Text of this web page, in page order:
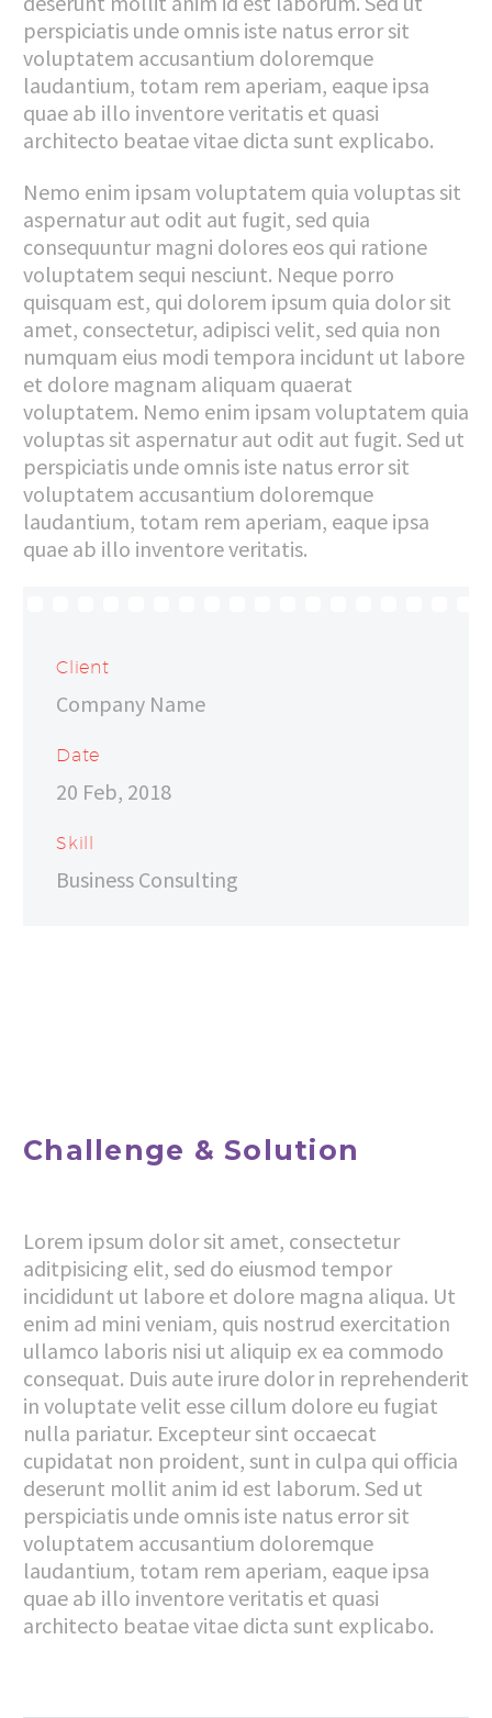
perspiciatis unde omnis iste natus error sit
voluptatem accusantium doloremque
laudantium, totam rem aperiam, eaque ipsa
quae ab illo inventore veritatis et quasi
architecto beatae vitae dicta sunt explicabo.
Nemo enim ipsam voluptatem quia voluptas sit
aspernatur aut odit aut fugit, sed quia
consequuntur magni dolores eos qui ratione
voluptatem sequi nesciunt. Neque porro
quisquam est, qui dolorem ipsum quia dolor sit
amet, consectetur, adipisci velit, sed quia non
numquam eius modi tempora incidunt ut labore
et dolore magnam aliquam quaerat
voluptatem. Nemo enim ipsam voluptatem quia
voluptas sit aspernatur aut odit aut fugit. Sed ut
perspiciatis unde omnis iste natus error sit
voluptatem accusantium doloremque
laudantium, totam rem aperiam, eaque ipsa
quae ab illo inventore veritatis.
Client
Company Name
Date
20 Feb, 2018
Skill
Business Consulting
Challenge & Solution
Lorem ipsum dolor sit amet, consectetur
aditpisicing elit, sed do eiusmod tempor
incididunt ut labore et dolore magna aliqua. Ut
enim ad mini veniam, quis nostrud exercitation
ullamco laboris nisi ut aliquip ex ea commodo
consequat. Duis aute irure dolor in reprehenderit
in voluptate velit esse cillum dolore eu fugiat
nulla pariatur. Excepteur sint occaecat
cupidatat non proident, sunt in culpa qui officia
deserunt mollit anim id est laborum. Sed ut
perspiciatis unde omnis iste natus error sit
voluptatem accusantium doloremque
laudantium, totam rem aperiam, eaque ipsa
quae ab illo inventore veritatis et quasi
architecto beatae vitae dicta sunt explicabo.